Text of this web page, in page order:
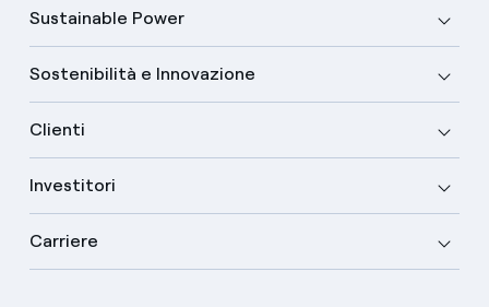
Sustainable Power
Sostenibilità e Innovazione
Clienti
Investitori
Carriere